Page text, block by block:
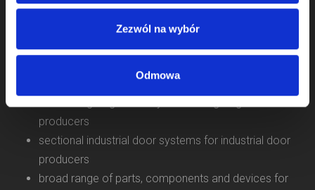
Zezwól na wybór
Odmowa
We started activity in door component business in 2009
and we operate as KOMPONENTY DO BRAM Sp. z o.o.
from 2011.
producers
sectional industrial door systems for industrial door
producers
broad range of parts, components and devices for